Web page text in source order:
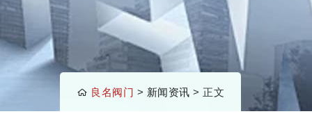
良名阀门 > 新闻资讯 > 正文